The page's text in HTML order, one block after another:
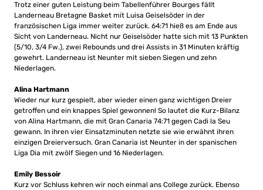
Trotz einer guten Leistung beim Tabellenführer Bourges fällt
Landerneau Bretagne Basket mit Luisa Geiselsöder in der
französischen Liga immer weiter zurück. 64:71 hieß es am Ende aus
Sicht von Landerneau. Nicht nur Geiselsöder hatte sich mit 13 Punkten
(5/10, 3/4 Fw.), zwei Rebounds und drei Assists in 31 Minuten kräftig
gewehrt. Landerneau ist Neunter mit sieben Siegen und zehn
Niederlagen.
Alina Hartmann
Wieder nur kurz gespielt, aber wieder einen ganz wichtigen Dreier
getroffen und ein knappes Spiel gewonnen! So lautet die Kurz-Bilanz
von Alina Hartmann, die mit Gran Canaria 74:71 gegen Cadi la Seu
gewann. In ihren vier Einsatzminuten netzte sie wie erwähnt ihren
einzigen Dreierversuch. Gran Canaria ist Neunter in der spanischen
Liga Dia mit zwölf Siegen und 16 Niederlagen.
Emily Bessoir
Kurz vor Schluss kehren wir noch einmal ans College zurück. Ebenso